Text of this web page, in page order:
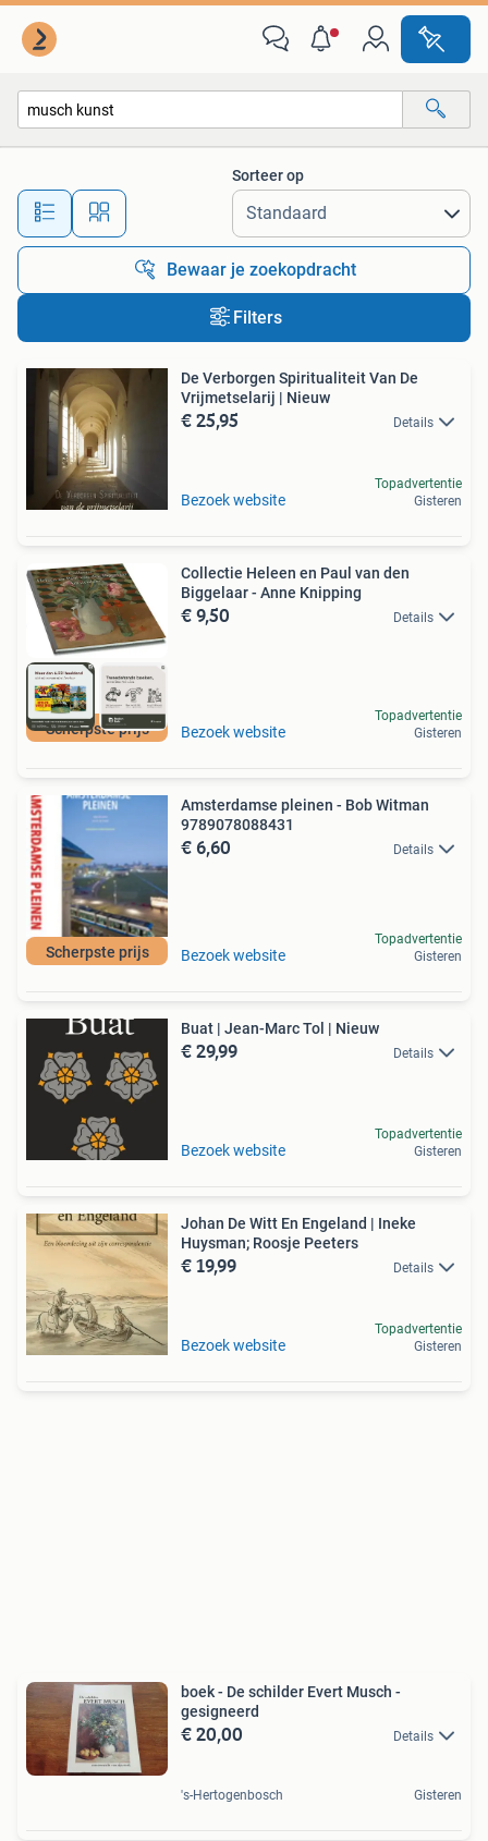
Alle afstanden…
Sorteer op
Bewaar je zoekopdracht
Filters
De Verborgen Spiritualiteit Van De
Vrijmetselarij | Nieuw
€ 25,95 Details
Bezoek website
Topadvertentie
Gisteren
Scherpste prijs
Collectie Heleen en Paul van den
Biggelaar - Anne Knipping
€ 9,50 Details
Bezoek website
Topadvertentie
Gisteren
Scherpste prijs
Amsterdamse pleinen - Bob Witman
9789078088431
€ 6,60 Details
Bezoek website
Topadvertentie
Gisteren
Buat | Jean-Marc Tol | Nieuw
€ 29,99 Details
Bezoek website
Topadvertentie
Gisteren
Johan De Witt En Engeland | Ineke
Huysman; Roosje Peeters
€ 19,99 Details
Bezoek website
Topadvertentie
Gisteren
boek - De schilder Evert Musch -
gesigneerd
€ 20,00 Details
's-Hertogenbosch Gisteren